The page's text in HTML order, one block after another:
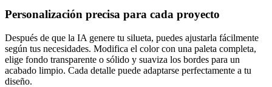
Personalización precisa para cada proyecto
Después de que la IA genere tu silueta, puedes ajustarla fácilmente
según tus necesidades. Modifica el color con una paleta completa,
elige fondo transparente o sólido y suaviza los bordes para un
acabado limpio. Cada detalle puede adaptarse perfectamente a tu
diseño.